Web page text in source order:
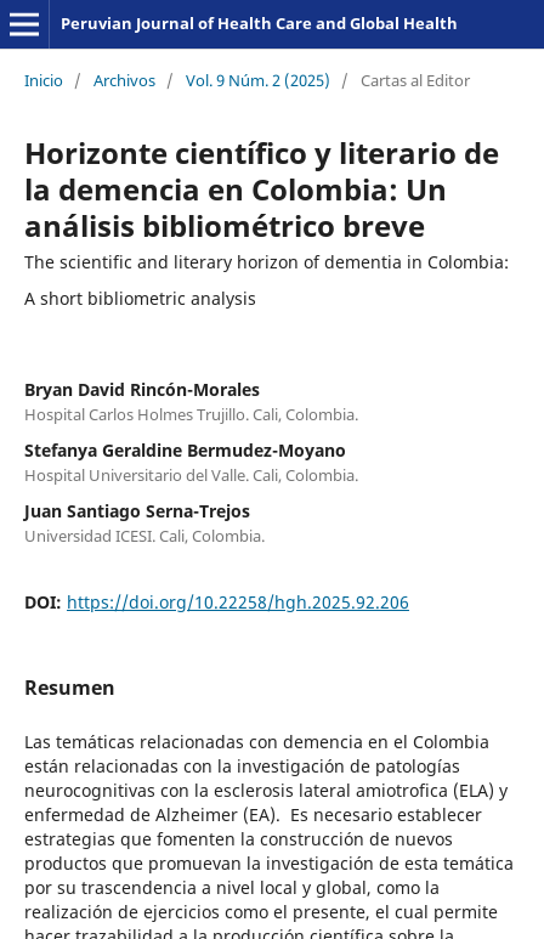
Peruvian Journal of Health Care and Global Health
Inicio / Archivos / Vol. 9 Núm. 2 (2025) / Cartas al Editor
Horizonte científico y literario de
la demencia en Colombia: Un
análisis bibliométrico breve
The scientific and literary horizon of dementia in Colombia:
A short bibliometric analysis
Bryan David Rincón-Morales
Hospital Carlos Holmes Trujillo. Cali, Colombia.
Stefanya Geraldine Bermudez-Moyano
Hospital Universitario del Valle. Cali, Colombia.
Juan Santiago Serna-Trejos
Universidad ICESI. Cali, Colombia.
DOI: https://doi.org/10.22258/hgh.2025.92.206
Resumen
Las temáticas relacionadas con demencia en el Colombia
están relacionadas con la investigación de patologías
neurocognitivas con la esclerosis lateral amiotrofica (ELA) y
enfermedad de Alzheimer (EA). Es necesario establecer
estrategias que fomenten la construcción de nuevos
productos que promuevan la investigación de esta temática
por su trascendencia a nivel local y global, como la
realización de ejercicios como el presente, el cual permite